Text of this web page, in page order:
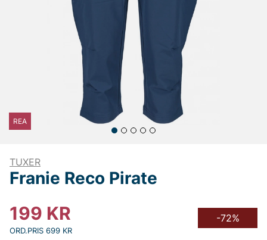
REA
TUXER
Franie Reco Pirate
199 KR
ORD.PRIS 699 KR
-72%